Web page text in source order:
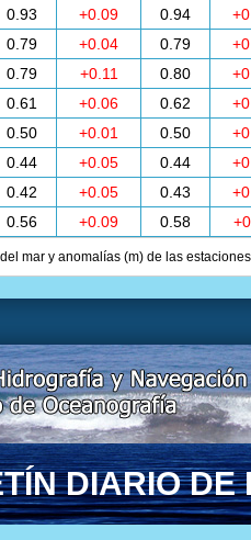
0.93 +0.09 0.94
0.79 +0.04 0.79
0.79 +0.11 0.80
0.61 +0.06 0.62
0.50 +0.01 0.50
0.44 +0.05 0.44
0.42 +0.05 0.43
0.56 +0.09 0.58
mar y anomalías (m) de las
DIARIO DE